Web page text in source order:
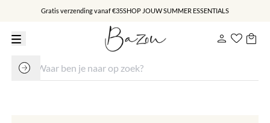
Gratis verzending vanaf €35SHOP JOUW SUMMER ESSENTIALS